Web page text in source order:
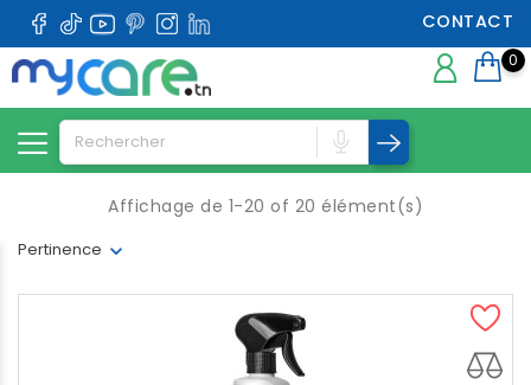
CONTACT
0
Pertinence
Affichage de 1-20 of 20 élément(s)